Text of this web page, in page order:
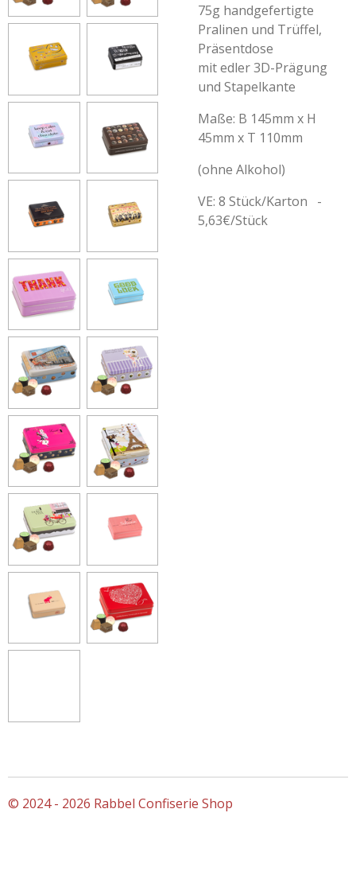
75g handgefertigte
Pralinen und Trüffel,
Präsentdose
mit edler 3D-Prägung
und Stapelkante
Maße: B 145mm x H
45mm x T 110mm
(ohne Alkohol)
VE: 8 Stück/Karton -
5,63€/Stück
© 2024 - 2026 Rabbel Confiserie Shop